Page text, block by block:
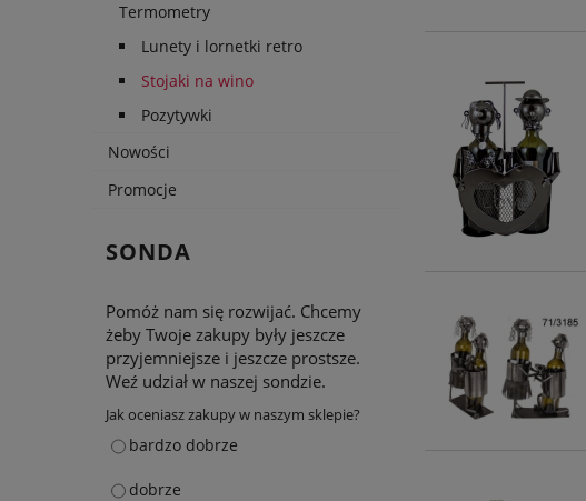
Termometry
Lunety i lornetki retro
Stojaki na wino
Pozytywki
Nowości
Promocje
SONDA
Pomóż nam się rozwijać. Chcemy
żeby Twoje zakupy były jeszcze
przyjemniejsze i jeszcze prostsze.
Weź udział w naszej sondzie.
Jak oceniasz zakupy w naszym sklepie?
bardzo dobrze
dobrze